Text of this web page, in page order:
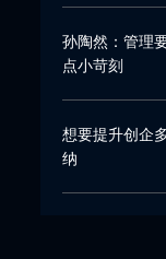
孙陶然：管理
点小苛刻
想要提升创企
纳